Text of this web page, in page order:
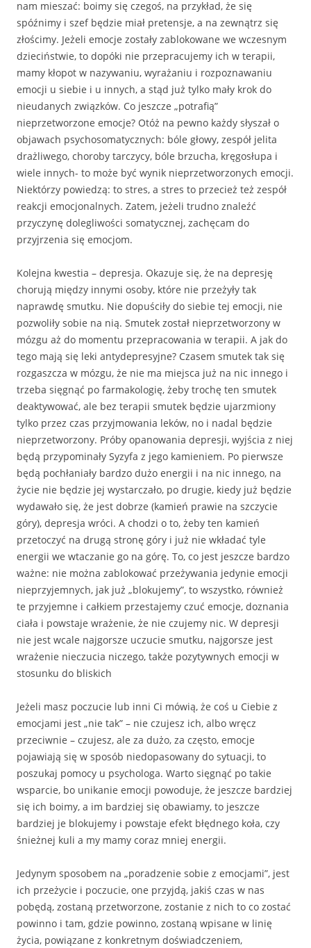
nam mieszać: boimy się czegoś, na przykład, że się
spóźnimy i szef będzie miał pretensje, a na zewnątrz się
złościmy. Jeżeli emocje zostały zablokowane we wczesnym
dzieciństwie, to dopóki nie przepracujemy ich w terapii,
mamy kłopot w nazywaniu, wyrażaniu i rozpoznawaniu
emocji u siebie i u innych, a stąd już tylko mały krok do
nieudanych związków. Co jeszcze „potrafią”
nieprzetworzone emocje? Otóż na pewno każdy słyszał o
objawach psychosomatycznych: bóle głowy, zespół jelita
drażliwego, choroby tarczycy, bóle brzucha, kręgosłupa i
wiele innych- to może być wynik nieprzetworzonych emocji.
Niektórzy powiedzą: to stres, a stres to przecież też zespół
reakcji emocjonalnych. Zatem, jeżeli trudno znaleźć
przyczynę dolegliwości somatycznej, zachęcam do
przyjrzenia się emocjom.
Kolejna kwestia – depresja. Okazuje się, że na depresję
chorują między innymi osoby, które nie przeżyły tak
naprawdę smutku. Nie dopuściły do siebie tej emocji, nie
pozwoliły sobie na nią. Smutek został nieprzetworzony w
mózgu aż do momentu przepracowania w terapii. A jak do
tego mają się leki antydepresyjne? Czasem smutek tak się
rozgaszcza w mózgu, że nie ma miejsca już na nic innego i
trzeba sięgnąć po farmakologię, żeby trochę ten smutek
deaktywować, ale bez terapii smutek będzie ujarzmiony
tylko przez czas przyjmowania leków, no i nadal będzie
nieprzetworzony. Próby opanowania depresji, wyjścia z niej
będą przypominały Syzyfa z jego kamieniem. Po pierwsze
będą pochłaniały bardzo dużo energii i na nic innego, na
życie nie będzie jej wystarczało, po drugie, kiedy już będzie
wydawało się, że jest dobrze (kamień prawie na szczycie
góry), depresja wróci. A chodzi o to, żeby ten kamień
przetoczyć na drugą stronę góry i już nie wkładać tyle
energii we wtaczanie go na górę. To, co jest jeszcze bardzo
ważne: nie można zablokować przeżywania jedynie emocji
nieprzyjemnych, jak już „blokujemy”, to wszystko, również
te przyjemne i całkiem przestajemy czuć emocje, doznania
ciała i powstaje wrażenie, że nie czujemy nic. W depresji
nie jest wcale najgorsze uczucie smutku, najgorsze jest
wrażenie nieczucia niczego, także pozytywnych emocji w
stosunku do bliskich
Jeżeli masz poczucie lub inni Ci mówią, że coś u Ciebie z
emocjami jest „nie tak” – nie czujesz ich, albo wręcz
przeciwnie – czujesz, ale za dużo, za często, emocje
pojawiają się w sposób niedopasowany do sytuacji, to
poszukaj pomocy u psychologa. Warto sięgnąć po takie
wsparcie, bo unikanie emocji powoduje, że jeszcze bardziej
się ich boimy, a im bardziej się obawiamy, to jeszcze
bardziej je blokujemy i powstaje efekt błędnego koła, czy
śnieżnej kuli a my mamy coraz mniej energii.
Jedynym sposobem na „poradzenie sobie z emocjami”, jest
ich przeżycie i poczucie, one przyjdą, jakiś czas w nas
pobędą, zostaną przetworzone, zostanie z nich to co zostać
powinno i tam, gdzie powinno, zostaną wpisane w linię
życia, powiązane z konkretnym doświadczeniem,